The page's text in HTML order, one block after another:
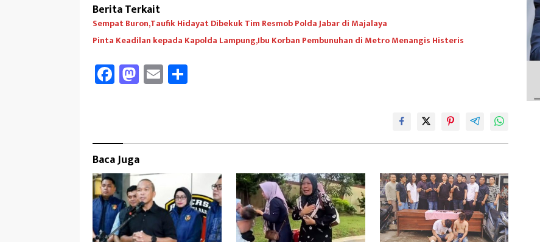
Berita Terkait
Sempat Buron,Taufik Hidayat Dibekuk Tim Resmob Polda Jabar di Majalaya
Pinta Keadilan kepada Kapolda Lampung,Ibu Korban Pembunuhan di Metro Menangis Histeris
Fa
ce
k
M
as
o
n
E
m
Baca Juga